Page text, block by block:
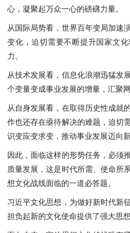
心，凝聚起万众一心的磅礴力量。
从国际局势看，世界百年变局加速
变化，迫切需要不断提升国家文
力。
从技术发展看，信息化浪潮迅猛发
个变量变成事业发展的增量，汇聚
从自身发展看，在取得历史性成就
作也还存在亟待解决的难题，迫切
识变应变求变，推动事业发展迈向新
因此，面临这样的形势任务，必须
质量发展，这是时代所需、使命所
想文化战线面临的一道必答题。
习近平文化思想，为做好新时代新
担负起新的文化使命提供了强大思